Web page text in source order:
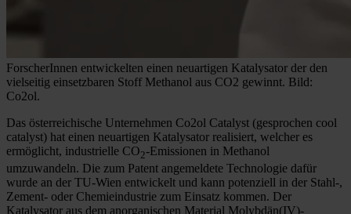
ForscherInnen entwickelten einen neuartigen Katalysator der den
vielseitig einsetzbaren Stoff Methanol aus CO2 gewinnt. Bild:
Co2ol.
Das österreichische Unternehmen Co2ol Catalyst (gesprochen cool
catalyst) hat einen neuartigen Katalysator realisiert, welcher es
ermöglicht, industrielle CO2-Emissionen in Methanol
umzuwandeln. Die zum Patent angemeldete Technologie dafür
wurde an der TU-Wien entwickelt und kann potenziell in der Stahl-,
Zement- oder Chemieindustrie zum Einsatz kommen. Der
Katalysator aus dem anorganischen Material Molybdän(IV)-